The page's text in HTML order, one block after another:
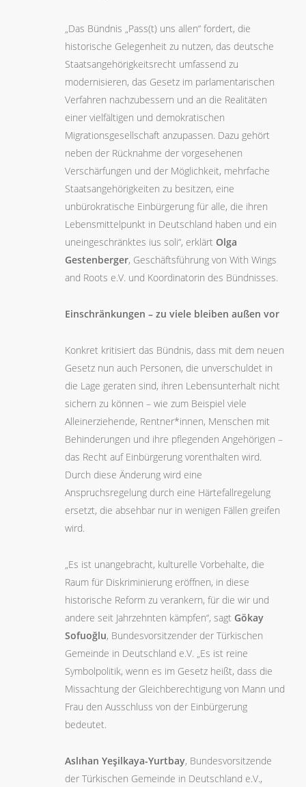
„Das Bündnis „Pass(t) uns allen“ fordert, die
historische Gelegenheit zu nutzen, das deutsche
Staatsangehörigkeitsrecht umfassend zu
modernisieren, das Gesetz im parlamentarischen
Verfahren nachzubessern und an die Realitäten
einer vielfältigen und demokratischen
Migrationsgesellschaft anzupassen. Dazu gehört
neben der Rücknahme der vorgesehenen
Verschärfungen und der Möglichkeit, mehrfache
Staatsangehörigkeiten zu besitzen, eine
unbürokratische Einbürgerung für alle, die ihren
Lebensmittelpunkt in Deutschland haben und ein
uneingeschränktes ius soli“, erklärt Olga
Gestenberger, Geschäftsführung von With Wings
and Roots e.V. und Koordinatorin des Bündnisses.
Einschränkungen – zu viele bleiben außen vor
Konkret kritisiert das Bündnis, dass mit dem neuen
Gesetz nun auch Personen, die unverschuldet in
die Lage geraten sind, ihren Lebensunterhalt nicht
sichern zu können – wie zum Beispiel viele
Alleinerziehende, Rentner*innen, Menschen mit
Behinderungen und ihre pflegenden Angehörigen –
das Recht auf Einbürgerung vorenthalten wird.
Durch diese Änderung wird eine
Anspruchsregelung durch eine Härtefallregelung
ersetzt, die absehbar nur in wenigen Fällen greifen
wird.
„Es ist unangebracht, kulturelle Vorbehalte, die
Raum für Diskriminierung eröffnen, in diese
historische Reform zu verankern, für die wir und
andere seit Jahrzehnten kämpfen“, sagt Gökay
Sofuoğlu, Bundesvorsitzender der Türkischen
Gemeinde in Deutschland e.V. „Es ist reine
Symbolpolitik, wenn es im Gesetz heißt, dass die
Missachtung der Gleichberechtigung von Mann und
Frau den Ausschluss von der Einbürgerung
bedeutet.
Aslıhan Yeşilkaya-Yurtbay, Bundesvorsitzende
der Türkischen Gemeinde in Deutschland e.V.,